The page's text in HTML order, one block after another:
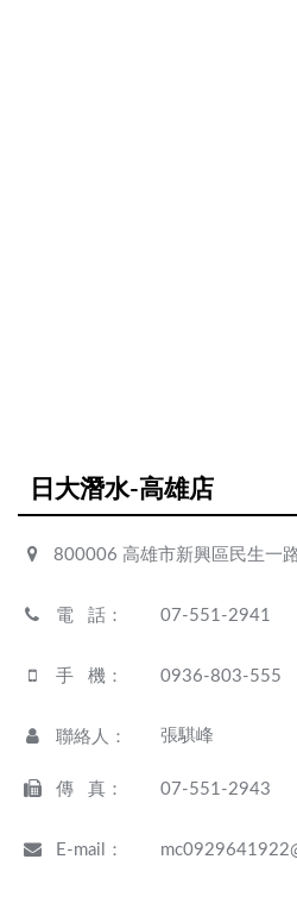
日大潛水-高雄店
800006 高雄市新興區民生一
電 話： 07-551-2941
手 機： 0936-803-555
聯絡人 ： 張騏峰
傳 真： 07-551-2943
E-mail ：